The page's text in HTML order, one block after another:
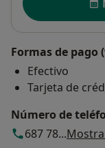
Formas de pago
Efectivo
Tarjeta de
Número de
687 78...